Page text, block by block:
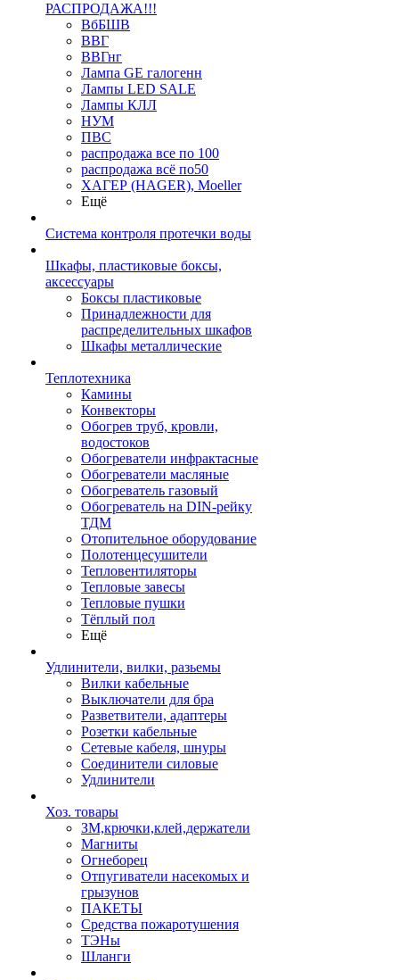
РАСПРОДАЖА!!!
ВбБШВ
ВВГ
ВВГнг
Лампа GE галогенн
Лампы LED SALE
Лампы КЛЛ
НУМ
ПВС
распродажа все по 100
распродажа всё по50
ХАГЕР (HAGER), Moeller
Ещё
Система контроля протечки воды
Шкафы, пластиковые боксы,
аксессуары
Боксы пластиковые
Принадлежности для
распределительных шкафов
Шкафы металлические
Теплотехника
Камины
Конвекторы
Обогрев труб, кровли,
водостоков
Обогреватели инфрактасные
Обогреватели масляные
Обогреватель газовый
Обогреватель на DIN-рейку
ТДМ
Отопительное оборудование
Полотенцесушители
Тепловентиляторы
Тепловые завесы
Тепловые пушки
Тёплый пол
Ещё
Удлинители, вилки, разьемы
Вилки кабельные
Выключатели для бра
Разветвители, адаптеры
Розетки кабельные
Сетевые кабеля, шнуры
Соединители силовые
Удлинители
Хоз. товары
ЗМ,крючки,клей,держатели
Магниты
Огнеборец
Отпугиватели насекомых и
грызунов
ПАКЕТЫ
Средства пожаротушения
ТЭНы
Шланги